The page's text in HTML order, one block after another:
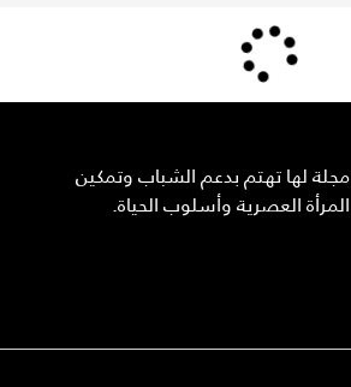
مجلة لها تهتم بدعم الشباب وتمكين
المرأة العصرية وأسلوب الحياة.